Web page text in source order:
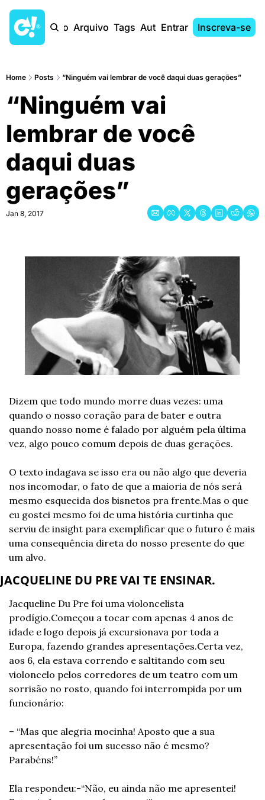
Início Arquivo Tags AutoresEntrar Inscreva-se
Home Posts “Ninguém vai lembrar de você daqui duas gerações”
“Ninguém vai
lembrar de você
daqui duas
gerações”
Jan 8, 2017
Dizem que todo mundo morre duas vezes: uma
quando o nosso coração para de bater e outra
quando nosso nome é falado por alguém pela última
vez, algo pouco comum depois de duas gerações.
O texto indagava se isso era ou não algo que deveria
nos incomodar, o fato de que a maioria de nós será
mesmo esquecida dos bisnetos pra frente.Mas o que
eu gostei mesmo foi de uma história curtinha que
serviu de insight para exemplificar que o futuro é mais
uma consequência direta do nosso presente do que
um alvo.
JACQUELINE DU PRE VAI TE ENSINAR.
Jacqueline Du Pre foi uma violoncelista
prodígio.Começou a tocar com apenas 4 anos de
idade e logo depois já excursionava por toda a
Europa, fazendo grandes apresentações.Certa vez,
aos 6, ela estava correndo e saltitando com seu
violoncelo pelos corredores de um teatro com um
sorrisão no rosto, quando foi interrompida por um
funcionário:
– “Mas que alegria mocinha! Aposto que a sua
apresentação foi um sucesso não é mesmo?
Parabéns!”
Ela respondeu:-“Não, eu ainda não me apresentei!